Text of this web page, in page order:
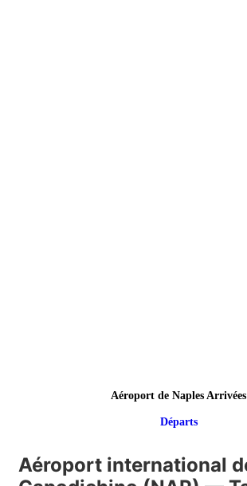
Aéroport de Naples Arrivées
Départs